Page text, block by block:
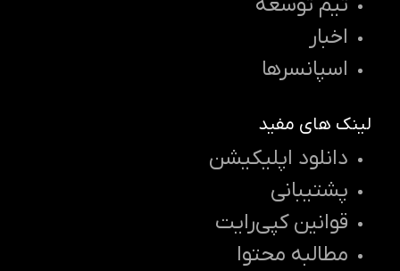
اخبار
اسپانسرها
لینک های مفید
دانلود اپلیکیشن
پشتیبانی
قوانین کپی‌رایت
مطالبه محتوا